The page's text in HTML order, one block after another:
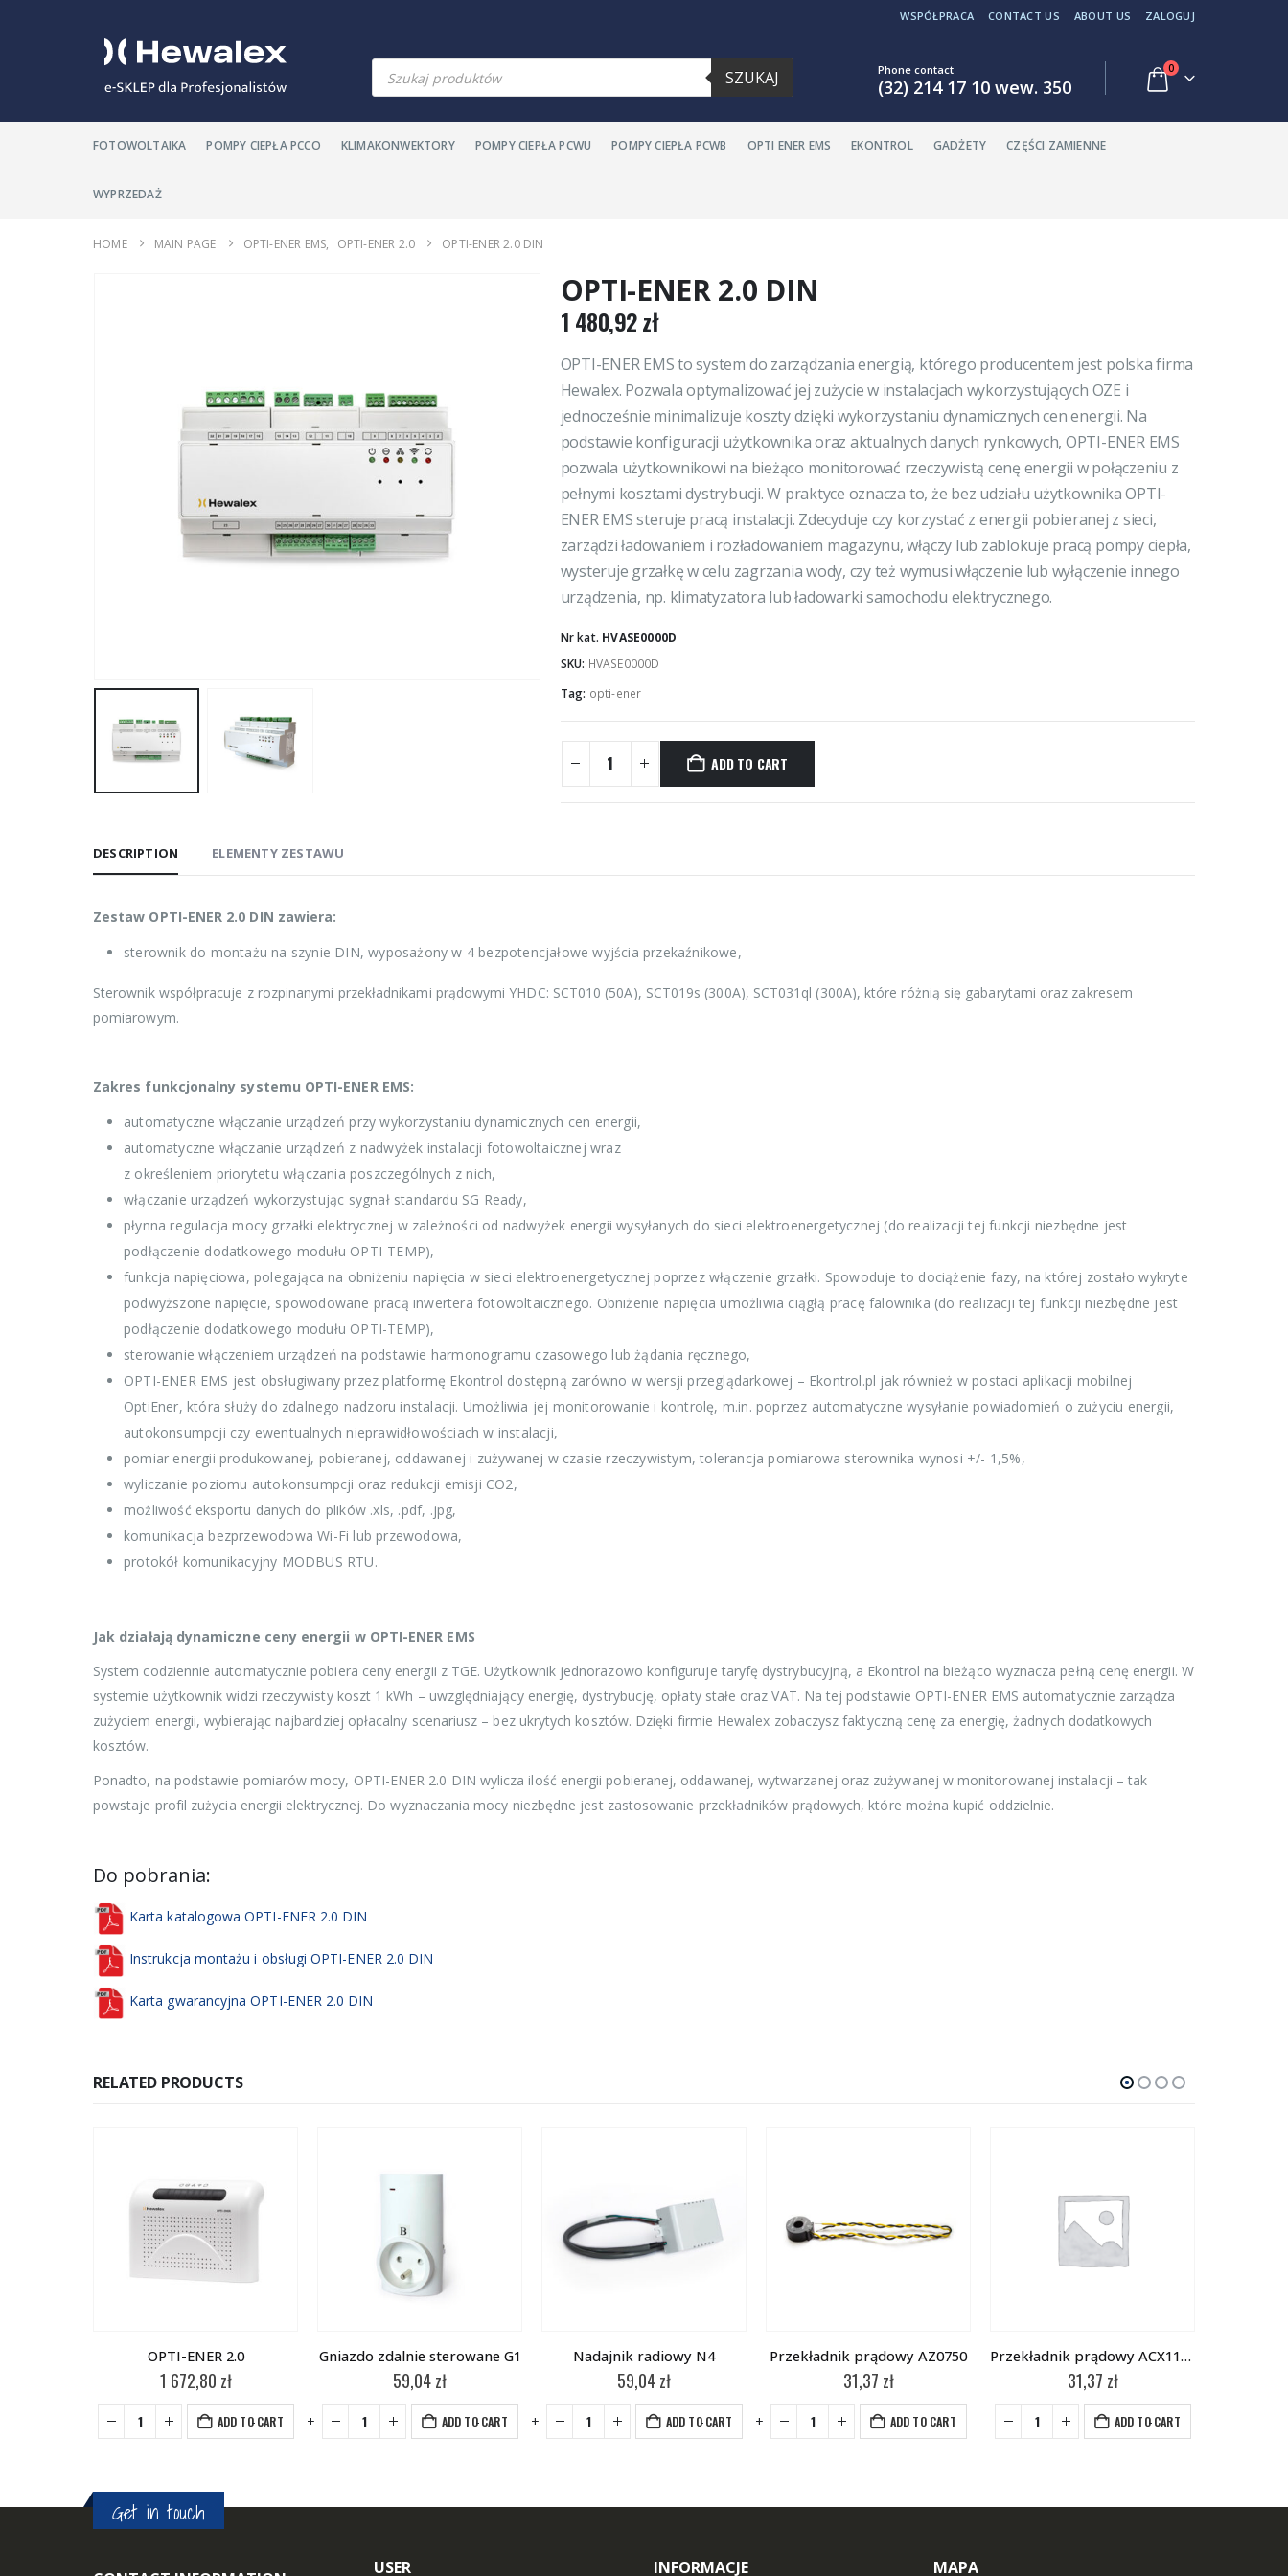
WSPÓŁPRACA CONTACT US ABOUT US ZALOGUJ
Products
search SZUKAJ Phone contact
(32) 214 17 10 wew. 350
0
FOTOWOLTAIKA POMPY CIEPŁA PCCO KLIMAKONWEKTORY POMPY CIEPŁA PCWU POMPY CIEPŁA PCWB OPTI ENER EMS EKONTROL GADŻETY CZĘŚCI ZAMIENNE
WYPRZEDAŻ
HOME MAIN PAGE OPTI-ENER EMS, OPTI-ENER 2.0 OPTI-ENER 2.0 DIN
OPTI-ENER 2.0 DIN
1 480,92zł
OPTI-ENER EMS to system do zarządzania energią, którego producentem jest polska firma
Hewalex. Pozwala optymalizować jej zużycie w instalacjach wykorzystujących OZE i
jednocześnie minimalizuje koszty dzięki wykorzystaniu dynamicznych cen energii. Na
podstawie konfiguracji użytkownika oraz aktualnych danych rynkowych, OPTI-ENER EMS
pozwala użytkownikowi na bieżąco monitorować rzeczywistą cenę energii w połączeniu z
pełnymi kosztami dystrybucji. W praktyce oznacza to, że bez udziału użytkownika OPTI-
ENER EMS steruje pracą instalacji. Zdecyduje czy korzystać z energii pobieranej z sieci,
zarządzi ładowaniem i rozładowaniem magazynu, włączy lub zablokuje pracą pompy ciepła,
wysteruje grzałkę w celu zagrzania wody, czy też wymusi włączenie lub wyłączenie innego
urządzenia, np. klimatyzatora lub ładowarki samochodu elektrycznego.
Nr kat. HVASE0000D
SKU: HVASE0000D
Tag: opti-ener
ADD TO CART
DESCRIPTION ELEMENTY ZESTAWU
Zestaw OPTI-ENER 2.0 DIN zawiera:
sterownik do montażu na szynie DIN, wyposażony w 4 bezpotencjałowe wyjścia przekaźnikowe,
Sterownik współpracuje z rozpinanymi przekładnikami prądowymi YHDC: SCT010 (50A), SCT019s (300A), SCT031ql (300A), które różnią się gabarytami oraz zakresem
pomiarowym.
Zakres funkcjonalny systemu OPTI-ENER EMS:
automatyczne włączanie urządzeń przy wykorzystaniu dynamicznych cen energii,
automatyczne włączanie urządzeń z nadwyżek instalacji fotowoltaicznej wraz
z określeniem priorytetu włączania poszczególnych z nich,
włączanie urządzeń wykorzystując sygnał standardu SG Ready,
płynna regulacja mocy grzałki elektrycznej w zależności od nadwyżek energii wysyłanych do sieci elektroenergetycznej (do realizacji tej funkcji niezbędne jest
podłączenie dodatkowego modułu OPTI-TEMP),
funkcja napięciowa, polegająca na obniżeniu napięcia w sieci elektroenergetycznej poprzez włączenie grzałki. Spowoduje to dociążenie fazy, na której zostało wykryte
podwyższone napięcie, spowodowane pracą inwertera fotowoltaicznego. Obniżenie napięcia umożliwia ciągłą pracę falownika (do realizacji tej funkcji niezbędne jest
podłączenie dodatkowego modułu OPTI-TEMP),
sterowanie włączeniem urządzeń na podstawie harmonogramu czasowego lub żądania ręcznego,
OPTI-ENER EMS jest obsługiwany przez platformę Ekontrol dostępną zarówno w wersji przeglądarkowej – Ekontrol.pl jak również w postaci aplikacji mobilnej
OptiEner, która służy do zdalnego nadzoru instalacji. Umożliwia jej monitorowanie i kontrolę, m.in. poprzez automatyczne wysyłanie powiadomień o zużyciu energii,
autokonsumpcji czy ewentualnych nieprawidłowościach w instalacji,
pomiar energii produkowanej, pobieranej, oddawanej i zużywanej w czasie rzeczywistym, tolerancja pomiarowa sterownika wynosi +/- 1,5%,
wyliczanie poziomu autokonsumpcji oraz redukcji emisji CO2,
możliwość eksportu danych do plików .xls, .pdf, .jpg,
komunikacja bezprzewodowa Wi-Fi lub przewodowa,
protokół komunikacyjny MODBUS RTU.
Jak działają dynamiczne ceny energii w OPTI-ENER EMS
System codziennie automatycznie pobiera ceny energii z TGE. Użytkownik jednorazowo konfiguruje taryfę dystrybucyjną, a Ekontrol na bieżąco wyznacza pełną cenę energii. W
systemie użytkownik widzi rzeczywisty koszt 1 kWh – uwzględniający energię, dystrybucję, opłaty stałe oraz VAT. Na tej podstawie OPTI-ENER EMS automatycznie zarządza
zużyciem energii, wybierając najbardziej opłacalny scenariusz – bez ukrytych kosztów. Dzięki firmie Hewalex zobaczysz faktyczną cenę za energię, żadnych dodatkowych
kosztów.
Ponadto, na podstawie pomiarów mocy, OPTI-ENER 2.0 DIN wylicza ilość energii pobieranej, oddawanej, wytwarzanej oraz zużywanej w monitorowanej instalacji – tak
powstaje profil zużycia energii elektrycznej. Do wyznaczania mocy niezbędne jest zastosowanie przekładników prądowych, które można kupić oddzielnie.
Do pobrania:
Karta katalogowa OPTI-ENER 2.0 DIN
Instrukcja montażu i obsługi OPTI-ENER 2.0 DIN
Karta gwarancyjna OPTI-ENER 2.0 DIN
RELATED PRODUCTS
OPTI-ENER 2.0
1 672,80 zł
ADD TO CART
Gniazdo zdalnie sterowane G1
59,04zł
ADD TO CART
Nadajnik radiowy N4
59,04zł
ADD TO CART
Przekładnik prądowy AZ0750
31,37 zł
ADD TO CART
Przekładnik prądowy ACX1150
31,37 zł
ADD TO CART
- + - + - + -
Get in touch
USER INFORMACJE MAPA